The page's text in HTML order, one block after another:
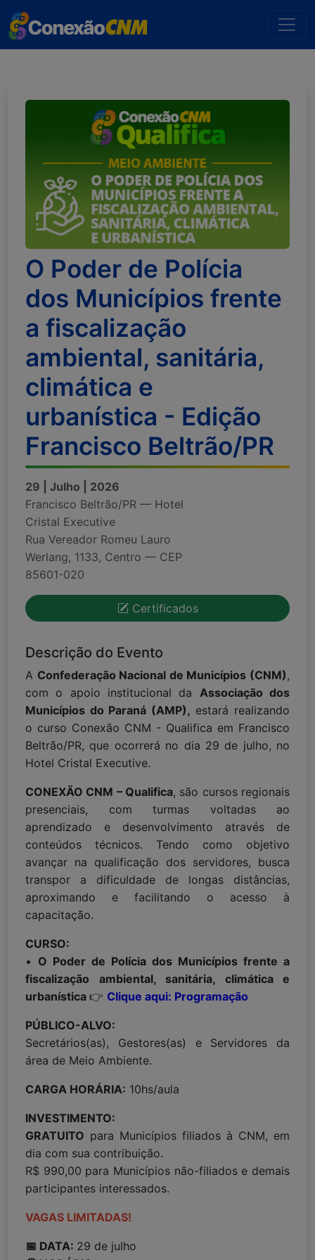
O Poder de Polícia
dos Municípios frente
a fiscalização
ambiental, sanitária,
climática e
urbanística - Edição
Francisco Beltrão/PR
29 | Julho | 2026
Francisco Beltrão/PR — Hotel
Cristal Executive
Rua Vereador Romeu Lauro
Werlang, 1133, Centro — CEP
85601-020
Certificados
Descrição do Evento
A Confederação Nacional de Municípios (CNM) ,
com o apoio institucional da Associação dos
Municípios do Paraná (AMP), estará realizando
o curso Conexão CNM - Qualifica em Francisco
Beltrão/PR, que ocorrerá no dia 29 de julho, no
Hotel Cristal Executive.
CONEXÃO CNM – Qualifica, são cursos regionais
presenciais, com turmas voltadas ao
aprendizado e desenvolvimento através de
conteúdos técnicos. Tendo como objetivo
avançar na qualificação dos servidores, busca
transpor a dificuldade de longas distâncias,
aproximando e facilitando o acesso à
capacitação.
CURSO:
• O Poder de Polícia dos Municípios frente a
fiscalização ambiental, sanitária, climática e
urbanística 👉 Clique aqui: Programação
PÚBLICO-ALVO:
Secretários(as), Gestores(as) e Servidores da
área de Meio Ambiente.
CARGA HORÁRIA: 10hs/aula
INVESTIMENTO:
GRATUITO para Municípios filiados à CNM, em
dia com sua contribuição.
R$ 990,00 para Municípios não-filiados e demais
participantes interessados.
VAGAS LIMITADAS!
📅 DATA: 29 de julho